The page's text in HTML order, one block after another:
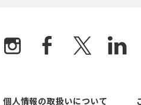
個人情報の取扱いについて